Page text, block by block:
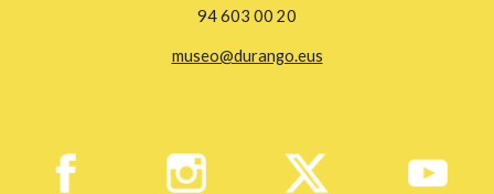
94 603 00 20
museo@durango.eus